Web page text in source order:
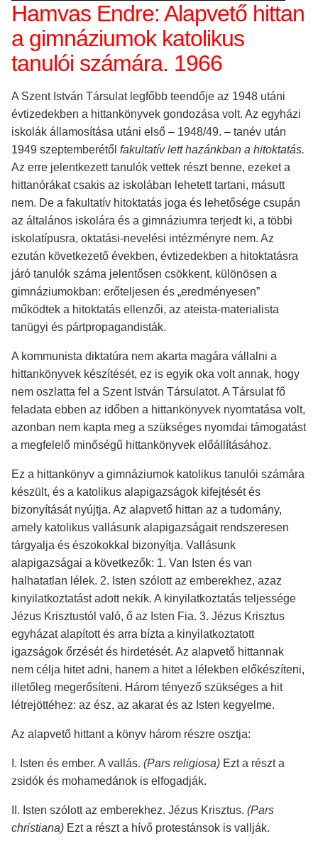
Hamvas Endre: Alapvető hittan
a gimnáziumok katolikus
tanulói számára. 1966
A Szent István Társulat legfőbb teendője az 1948 utáni
évtizedekben a hittankönyvek gondozása volt. Az egyházi
iskolák államosítása utáni első – 1948/49. – tanév után
1949 szeptemberétől fakultatív lett hazánkban a hitoktatás.
Az erre jelentkezett tanulók vettek részt benne, ezeket a
hittanórákat csakis az iskolában lehetett tartani, másutt
nem. De a fakultatív hitoktatás joga és lehetősége csupán
az általános iskolára és a gimnáziumra terjedt ki, a többi
iskolatípusra, oktatási-nevelési intézményre nem. Az
ezután következető években, évtizedekben a hitoktatásra
járó tanulók száma jelentősen csökkent, különösen a
gimnáziumokban: erőteljesen és „eredményesen”
működtek a hitoktatás ellenzői, az ateista-materialista
tanügyi és pártpropagandisták.
A kommunista diktatúra nem akarta magára vállalni a
hittankönyvek készítését, ez is egyik oka volt annak, hogy
nem oszlatta fel a Szent István Társulatot. A Társulat fő
feladata ebben az időben a hittankönyvek nyomtatása volt,
azonban nem kapta meg a szükséges nyomdai támogatást
a megfelelő minőségű hittankönyvek előállításához.
Ez a hittankönyv a gimnáziumok katolikus tanulói számára
készült, és a katolikus alapigazságok kifejtését és
bizonyítását nyújtja. Az alapvető hittan az a tudomány,
amely katolikus vallásunk alapigazságait rendszeresen
tárgyalja és észokokkal bizonyítja. Vallásunk
alapigazságai a következők: 1. Van Isten és van
halhatatlan lélek. 2. Isten szólott az emberekhez, azaz
kinyilatkoztatást adott nekik. A kinyilatkoztatás teljessége
Jézus Krisztustól való, ő az Isten Fia. 3. Jézus Krisztus
egyházat alapított és arra bízta a kinyilatkoztatott
igazságok őrzését és hirdetését. Az alapvető hittannak
nem célja hitet adni, hanem a hitet a lélekben előkészíteni,
illetőleg megerősíteni. Három tényező szükséges a hit
létrejöttéhez: az ész, az akarat és az Isten kegyelme.
Az alapvető hittant a könyv három részre osztja:
I. Isten és ember. A vallás. (Pars religiosa) Ezt a részt a
zsidók és mohamedánok is elfogadják.
II. Isten szólott az emberekhez. Jézus Krisztus. (Pars
christiana) Ezt a részt a hívő protestánsok is vallják.